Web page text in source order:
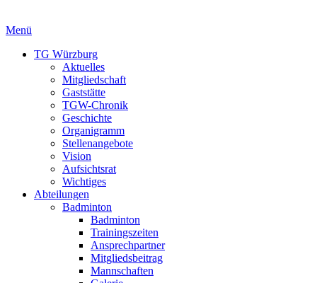
Menü
TG Würzburg
Aktuelles
Mitgliedschaft
Gaststätte
TGW-Chronik
Geschichte
Organigramm
Stellenangebote
Vision
Aufsichtsrat
Wichtiges
Abteilungen
Badminton
Badminton
Trainingszeiten
Ansprechpartner
Mitgliedsbeitrag
Mannschaften